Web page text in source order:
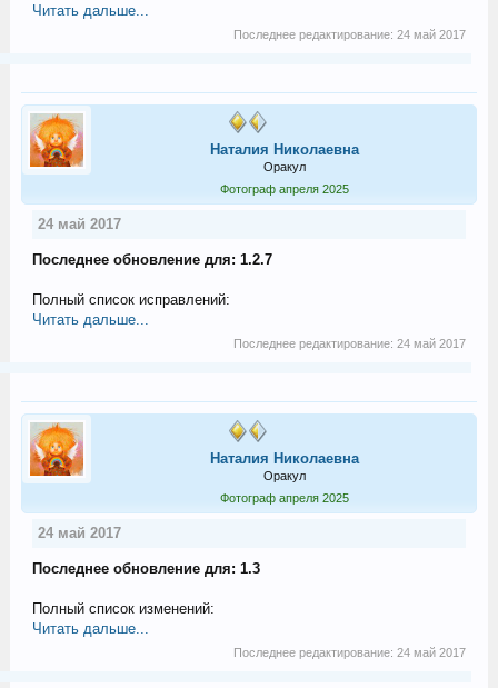
Читать дальше...
Последнее редактирование:24 май 2017
Наталия Николаевна
Оракул
Фотограф апреля 2025
24 май 2017
Последнее обновление для: 1.2.7
Полный список исправлений:
Читать дальше...
Последнее редактирование:24 май 2017
Наталия Николаевна
Оракул
Фотограф апреля 2025
24 май 2017
Последнее обновление для: 1.3
Полный список изменений:
Читать дальше...
Последнее редактирование:24 май 2017